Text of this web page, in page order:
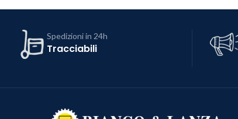
Spedizioni in 24h
Tracciabili